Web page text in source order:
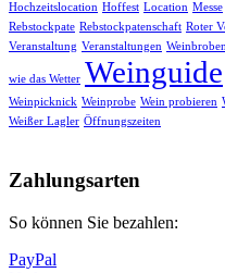
Hochzeitslocation Hoffest Location Messe
Rebstockpate Rebstockpatenschaft Roter
Veranstaltung Veranstaltungen Weinbroben
wie das Wetter Weinguide
Weinpicknick Weinprobe Wein probieren
Weißer Lagler Öffnungszeiten
oben
Zahlungsarten
So können Sie bezahlen:
PayPal